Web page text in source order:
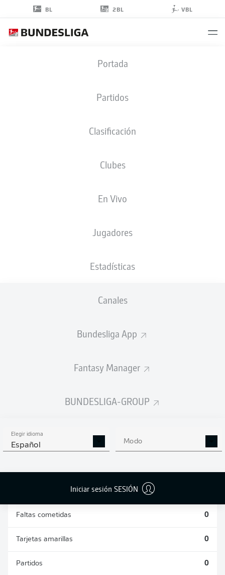
BL 2BL VBL
Portada
Partidos
Clasificación
Clubes
En Vivo
Jugadores
Estadísticas
Canales
Bundesliga App
Fantasy Manager
BUNDESLIGA-GROUP
Elegir idioma
Español Modo
Iniciar sesión SESIÓN
25.04.1994
TAMAÑO
ESTADÍSTICAS
Faltas cometidas 0
Tarjetas amarillas 0
Partidos 0